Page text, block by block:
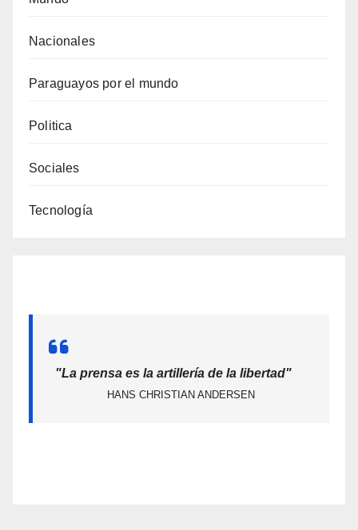
Nacionales
Paraguayos por el mundo
Politica
Sociales
Tecnología
"La prensa es la artillería de la libertad"
HANS CHRISTIAN ANDERSEN